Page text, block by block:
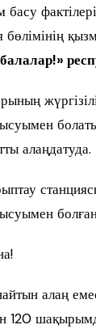
басу
бөлімінің
алаңдатуда.
алаң